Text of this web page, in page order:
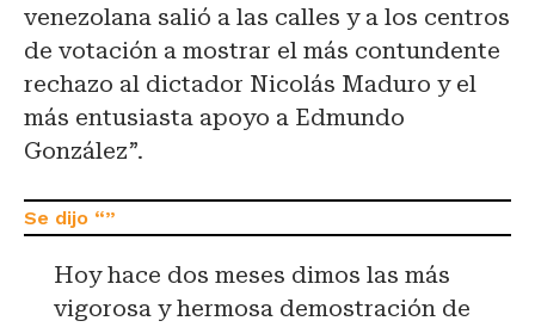
venezolana salió a las calles y a los centros
de votación a mostrar el más contundente
rechazo al dictador Nicolás Maduro y el
más entusiasta apoyo a Edmundo
González”.
Hoy hace dos meses dimos las más
vigorosa y hermosa demostración de